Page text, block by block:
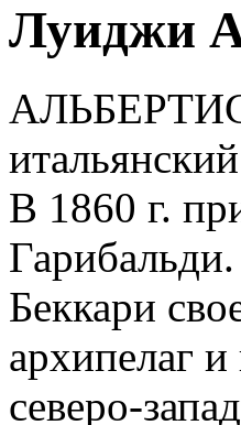
Луиджи
В 1860 г.
Беккари
архипелаг
северо-